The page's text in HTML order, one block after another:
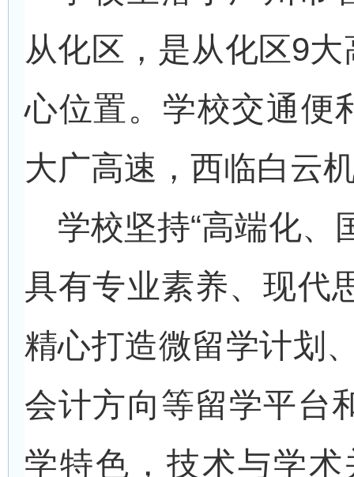
从化区，是从化区9
心位置。学校交通便
大广高速，西临白云
学校坚持“高端化、
具有专业素养、现代
精心打造微留学计划
会计方向等留学平台
学特色，技术与学